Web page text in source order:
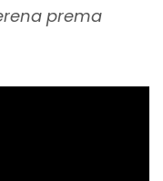
prema